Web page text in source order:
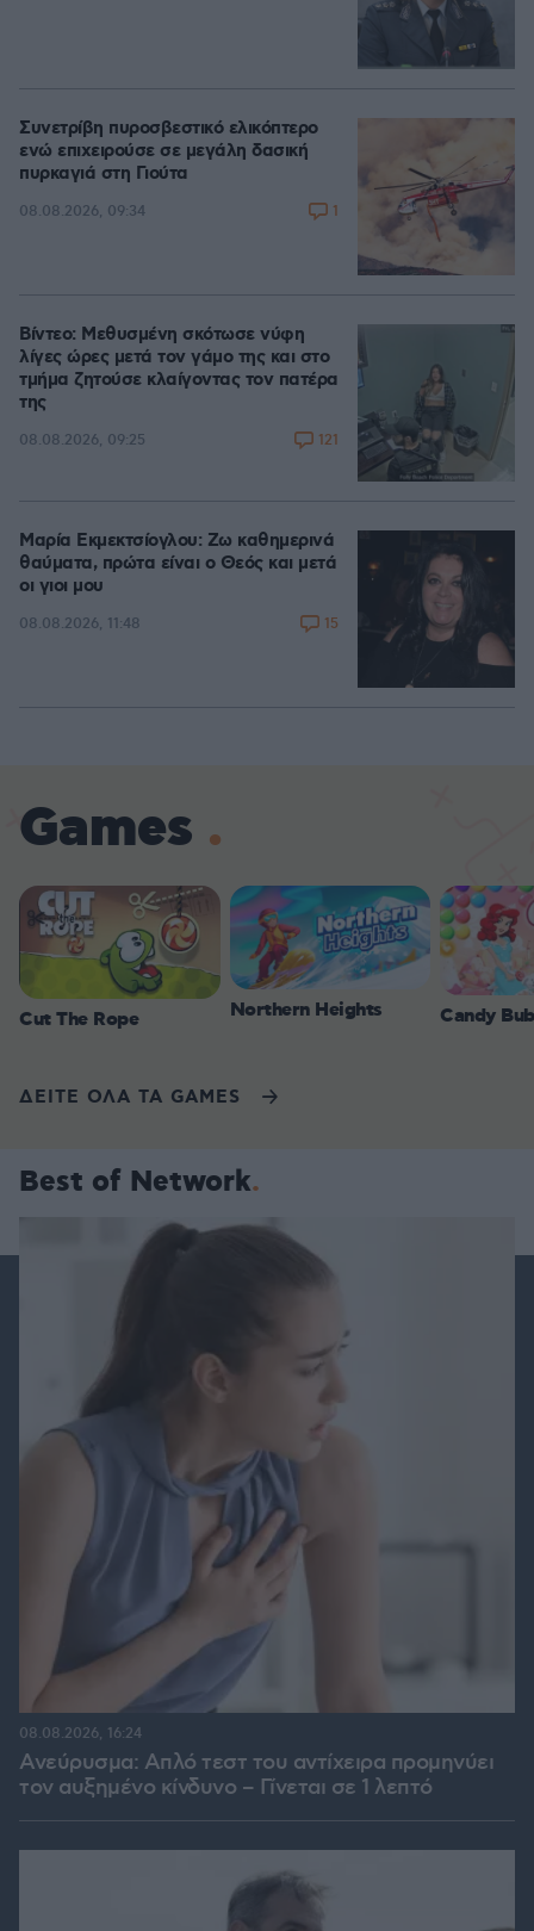
Συνετρίβη πυροσβεστικό ελικόπτερο
ενώ επιχειρούσε σε μεγάλη δασική
πυρκαγιά στη Γιούτα
08.08.2026, 09:34 1
Βίντεο: Μεθυσμένη σκότωσε νύφη
λίγες ώρες μετά τον γάμο της και στο
τμήμα ζητούσε κλαίγοντας τον πατέρα
της
08.08.2026, 09:25 121
Μαρία Εκμεκτσίογλου: Ζω καθημερινά
θαύματα, πρώτα είναι ο Θεός και μετά
οι γιοι μου
08.08.2026, 11:48 15
Games
Cut The Rope Northern Heights Candy
ΔΕΙΤΕ ΟΛΑ ΤΑ GAMES
Best of Network
Ανεύρυσμα: Απλό τεστ του αντίχειρα προμηνύει
τον αυξημένο κίνδυνο – Γίνεται σε 1 λεπτό
08.08.2026, 16:24